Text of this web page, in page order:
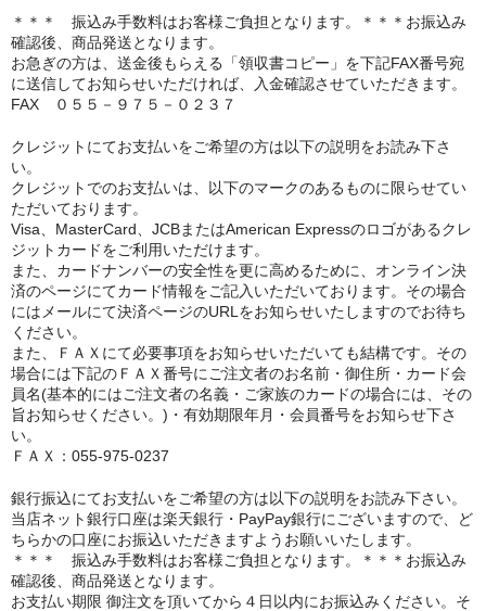
＊＊＊ 振込み手数料はお客様ご負担となります。＊＊＊お振込み
確認後、商品発送となります。
お急ぎの方は、送金後もらえる「領収書コピー」を下記FAX番号宛
に送信してお知らせいただければ、入金確認させていただきます。
FAX ０５５－９７５－０２３７
クレジットにてお支払いをご希望の方は以下の説明をお読み下さ
い。
クレジットでのお支払いは、以下のマークのあるものに限らせてい
ただいております。
Visa、MasterCard、JCBまたはAmerican Expressのロゴがあるクレ
ジットカードをご利用いただけます。
また、カードナンバーの安全性を更に高めるために、オンライン決
済のページにてカード情報をご記入いただいております。その場合
にはメールにて決済ページのURLをお知らせいたしますのでお待ち
ください。
また、ＦＡＸにて必要事項をお知らせいただいても結構です。その
場合には下記のＦＡＸ番号にご注文者のお名前・御住所・カード会
員名(基本的にはご注文者の名義・ご家族のカードの場合には、その
旨お知らせください。)・有効期限年月・会員番号をお知らせ下さ
い。
ＦＡＸ：055-975-0237
銀行振込にてお支払いをご希望の方は以下の説明をお読み下さい。
当店ネット銀行口座は楽天銀行・PayPay銀行にございますので、ど
ちらかの口座にお振込いただきますようお願いいたします。
＊＊＊ 振込み手数料はお客様ご負担となります。＊＊＊お振込み
確認後、商品発送となります。
お支払い期限 御注文を頂いてから４日以内にお振込みください。そ